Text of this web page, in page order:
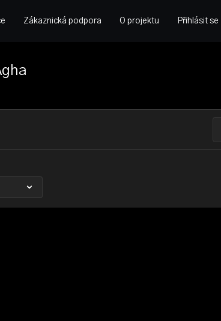
Zákaznická podpora O projektu Přihlásit se